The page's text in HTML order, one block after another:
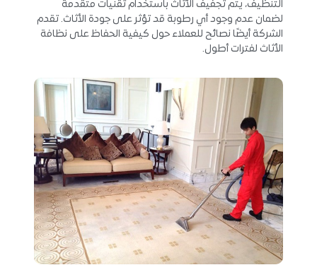
التنظيف، يتم تجفيف الأثاث باستخدام تقنيات متقدمة
لضمان عدم وجود أي رطوبة قد تؤثر على جودة الأثاث. تقدم
الشركة أيضًا نصائح للعملاء حول كيفية الحفاظ على نظافة
الأثاث لفترات أطول.